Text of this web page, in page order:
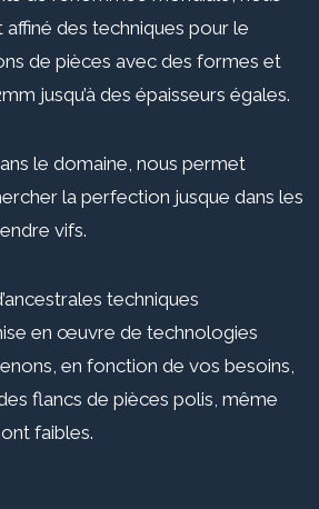
des techniques pour le
de pièces avec des formes et
jusqu’à des épaisseurs égales.
le domaine, nous permet
la perfection jusque dans les
vifs.
techniques
en œuvre de technologies
en fonction de vos besoins,
flancs de pièces polis, même
faibles.